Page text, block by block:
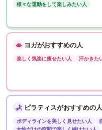
様々な運動をして楽しみたい人
ヨガがおすすめの人
楽しく気楽に痩せたい人 汗かきた
ピラティスがおすすめの人
ボディラインを美しく見せたい人